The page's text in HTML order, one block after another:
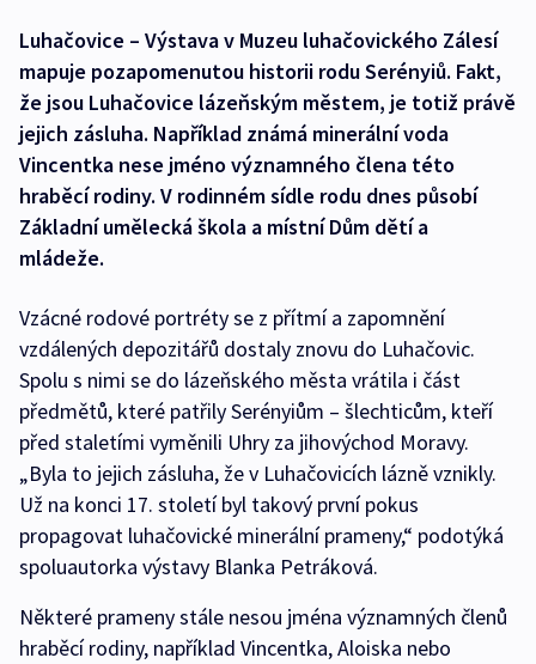
Luhačovice – Výstava v Muzeu luhačovického Zálesí
mapuje pozapomenutou historii rodu Serényiů. Fakt,
že jsou Luhačovice lázeňským městem, je totiž právě
jejich zásluha. Například známá minerální voda
Vincentka nese jméno významného člena této
hraběcí rodiny. V rodinném sídle rodu dnes působí
Základní umělecká škola a místní Dům dětí a
mládeže.
Vzácné rodové portréty se z přítmí a zapomnění
vzdálených depozitářů dostaly znovu do Luhačovic.
Spolu s nimi se do lázeňského města vrátila i část
předmětů, které patřily Serényiům – šlechticům, kteří
před staletími vyměnili Uhry za jihovýchod Moravy.
„Byla to jejich zásluha, že v Luhačovicích lázně vznikly.
Už na konci 17. století byl takový první pokus
propagovat luhačovické minerální prameny,“ podotýká
spoluautorka výstavy Blanka Petráková.
Některé prameny stále nesou jména významných členů
hraběcí rodiny, například Vincentka, Aloiska nebo